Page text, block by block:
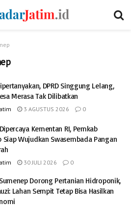
DPRD Singgung Lelang,
Merasa Tak Dilibatkan
3 AGUSTUS 2026 0
Kementan RI, Pemkab
Siap Wujudkan Swasembada Pangan
30 JULI 2026 0
Dorong Pertanian Hidroponik,
Lahan Sempit Tetap Bisa Hasilkan